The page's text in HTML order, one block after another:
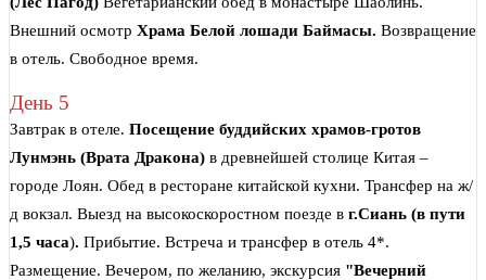
Внешний осмотр Храма Белой лошади Баймасы. Возвращение
в отель. Свободное время.
День 5
Завтрак в отеле. Посещение буддийских храмов-гротов
Лунмэнь (Врата Дракона) в древнейшей столице Китая –
городе Лоян. Обед в ресторане китайской кухни. Трансфер на ж/
д вокзал. Выезд на высокоскоростном поезде в г.Сиань (в пути
1,5 часа). Прибытие. Встреча и трансфер в отель 4*.
Размещение. Вечером, по желанию, экскурсия "Вечерний